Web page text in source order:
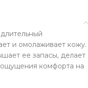
и омолаживает кожу.
ее запасы, делает
ощущения комфорта на